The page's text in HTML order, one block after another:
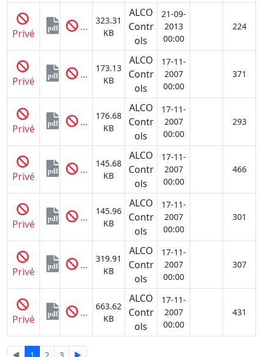
Privé pdf ...
323.31
KB
ALCO
Contr
ols
21-09-
2013
00:00
224
Privé pdf ...
173.13
KB
ALCO
Contr
ols
17-11-
2007
00:00
371
Privé pdf ...
176.68
KB
ALCO
Contr
ols
17-11-
2007
00:00
293
Privé pdf ...
145.68
KB
ALCO
Contr
ols
17-11-
2007
00:00
466
Privé pdf ...
145.96
KB
ALCO
Contr
ols
17-11-
2007
00:00
301
Privé pdf ...
319.91
KB
ALCO
Contr
ols
17-11-
2007
00:00
307
Privé pdf ...
663.62
KB
ALCO
Contr
ols
17-11-
2007
00:00
431
◄ 1 2 3 ►